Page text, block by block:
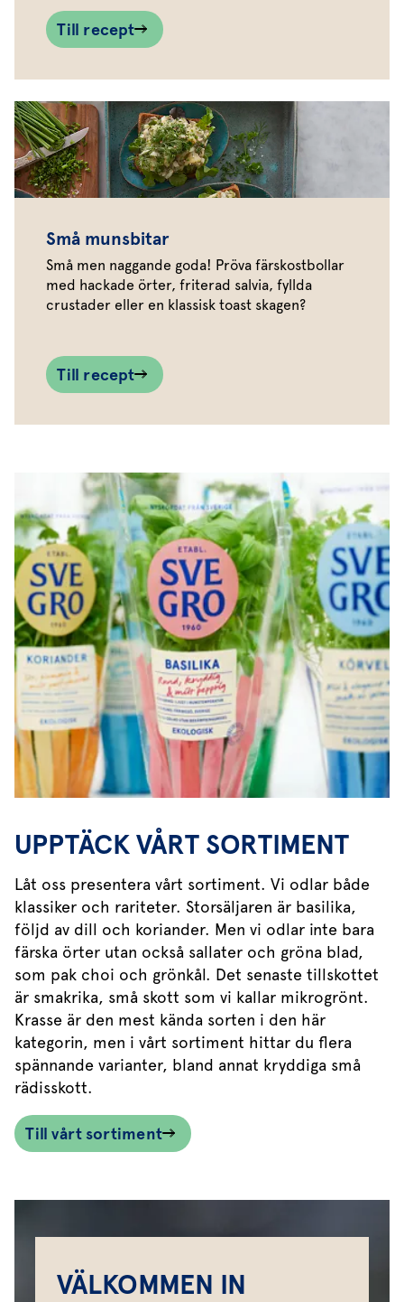
Till recept
Små munsbitar
Små men naggande goda! Pröva färskostbollar
med hackade örter, friterad salvia, fyllda
crustader eller en klassisk toast skagen?
Till recept
UPPTÄCK VÅRT SORTIMENT
Låt oss presentera vårt sortiment. Vi odlar både
klassiker och rariteter. Storsäljaren är basilika,
följd av dill och koriander. Men vi odlar inte bara
färska örter utan också sallater och gröna blad,
som pak choi och grönkål. Det senaste tillskottet
är smakrika, små skott som vi kallar mikrogrönt.
Krasse är den mest kända sorten i den här
kategorin, men i vårt sortiment hittar du flera
spännande varianter, bland annat kryddiga små
rädisskott.
Till vårt sortiment
VÄLKOMMEN IN